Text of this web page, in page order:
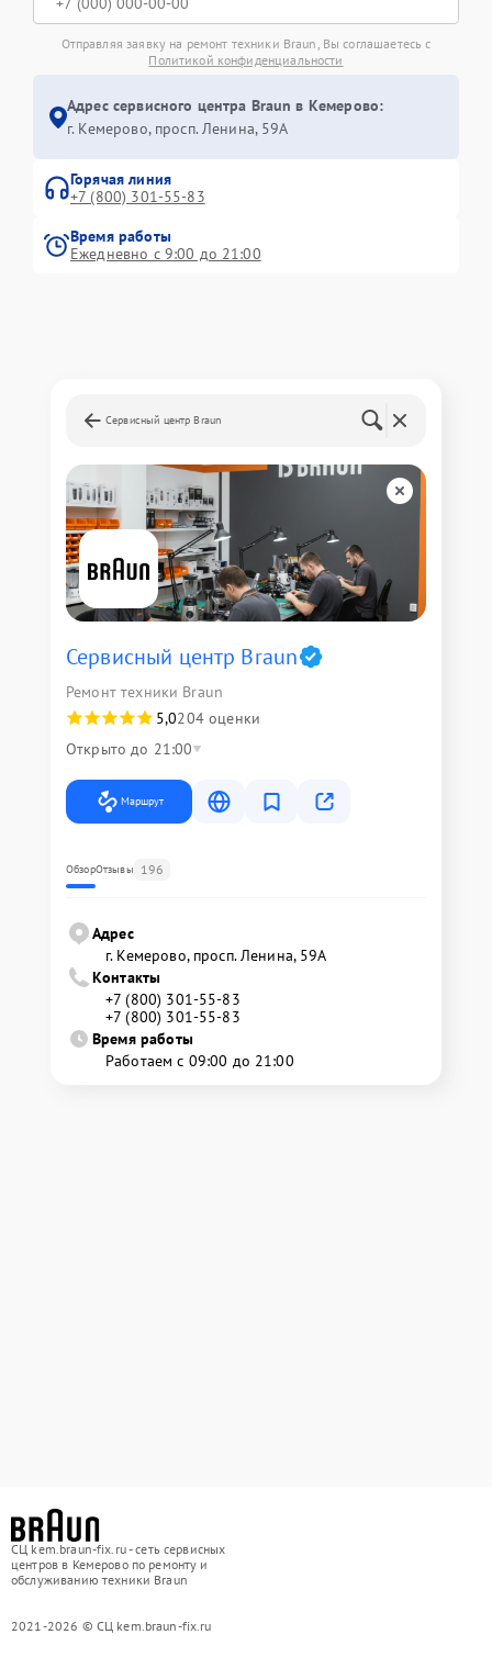
Отправляя заявку на ремонт техники Braun, Вы соглашаетесь с
Политикой конфиденциальности
Адрес сервисного центра Braun в Кемерово:
г. Кемерово, просп. Ленина, 59А
Горячая линия
+7 (800) 301-55-83
Время работы
Ежедневно с 9:00 до 21:00
Сервисный центр Braun
Сервисный центр Braun
Ремонт техники Braun
5,0204 оценки
Открыто до 21:00
Маршрут
ОбзорОтзывы 196
Адрес
г. Кемерово, просп. Ленина, 59А
Контакты
+7 (800) 301-55-83
+7 (800) 301-55-83
Время работы
Работаем с 09:00 до 21:00
СЦ kem.braun-fix.ru - сеть сервисных
центров в Кемерово по ремонту и
обслуживанию техники Braun
2021-2026 © СЦ kem.braun-fix.ru